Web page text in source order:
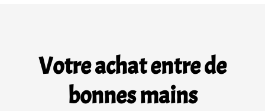
Votre achat entre de
bonnes mains